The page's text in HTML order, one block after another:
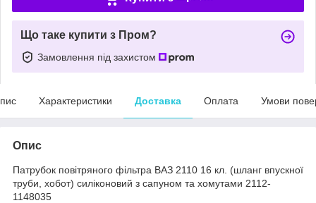
Що таке купити з Пром?
Замовлення під захистом
Характеристики Доставка Оплата Умови
Опис
Патрубок повітряного фільтра ВАЗ 2110 16 кл. (шланг впускної
труби, хобот) силіконовий з сапуном та хомутами 2112-
1148035